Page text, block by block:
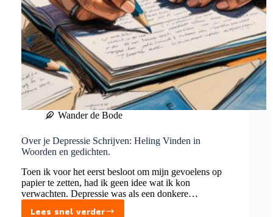
Wander de Bode
Over je Depressie Schrijven: Heling Vinden in
Woorden en gedichten.
Toen ik voor het eerst besloot om mijn gevoelens op
papier te zetten, had ik geen idee wat ik kon
verwachten. Depressie was als een donkere…
Lees snel verder